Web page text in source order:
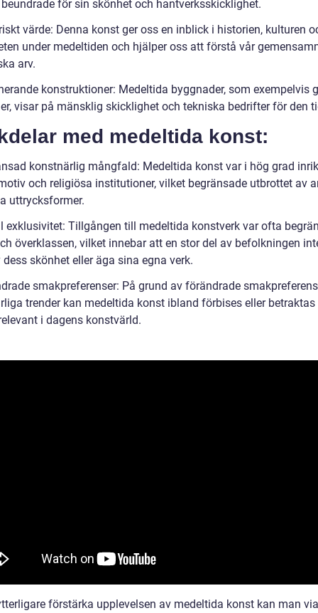
för sin skönhet och hantverksskicklighet.
värde: Denna konst ger oss en inblick i historien, kulturen
under medeltiden och hjälper oss att förstå vår
arv.
konstruktioner: Medeltida byggnader, som exempelvis
visar på mänsklig skicklighet och tekniska bedrifter för den
med medeltida konst:
konstnärlig mångfald: Medeltida konst var i hög grad
och religiösa institutioner, vilket begränsade utbrottet av
uttrycksformer.
exklusivitet: Tillgången till medeltida konstverk var ofta
överklassen, vilket innebar att en stor del av befolkningen
skönhet eller äga sina egna verk.
smakpreferenser: På grund av förändrade
trender kan medeltida konst ibland förbises eller
i dagens konstvärld.
förstärka upplevelsen av medeltida konst kan man via